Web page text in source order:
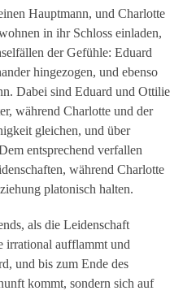
Hauptmann, und Charlotte
in ihr Schloss einladen,
der Gefühle: Eduard
hingezogen, und ebenso
Dabei sind Eduard und Ottilie
während Charlotte und der
gleichen, und über
entsprechend verfallen
während Charlotte
platonisch halten.
als die Leidenschaft
irrational aufflammt und
und bis zum Ende des
kommt, sondern sich auf